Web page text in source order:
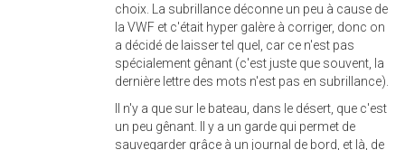
choix. La subrillance déconne un peu à cause de
la VWF et c'était hyper galère à corriger, donc on
a décidé de laisser tel quel, car ce n'est pas
spécialement gênant (c'est juste que souvent, la
dernière lettre des mots n'est pas en subrillance).
Il n'y a que sur le bateau, dans le désert, que c'est
un peu gênant. Il y a un garde qui permet de
sauvegarder grâce à un journal de bord, et là, de